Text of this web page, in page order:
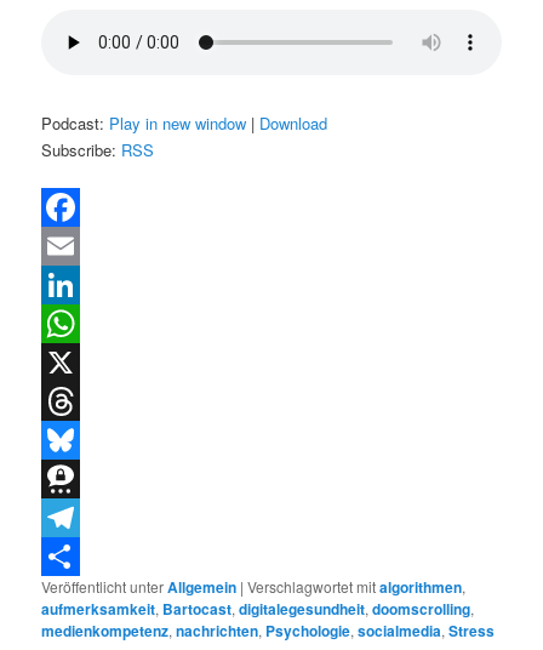
Podcast: Play in new window | Download
Subscribe: RSS
Facebook
Email
LinkedIn
WhatsApp
X
Threads
Bluesky
Threema
Telegram
Teilen
Veröffentlicht unterAllgemein |Verschlagwortet mitalgorithmen,
aufmerksamkeit, Bartocast,digitalegesundheit,doomscrolling,
medienkompetenz,nachrichten, Psychologie,socialmedia,Stress